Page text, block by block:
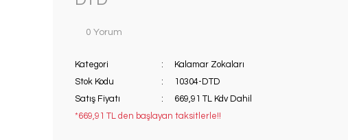
0 Yorum
Kategori
Kalamar Zokaları
Stok Kodu
10304-DTD
Satış Fiyatı
669,91 TL Kdv Dahil
*669,91 TL den başlayan taksitlerle!!